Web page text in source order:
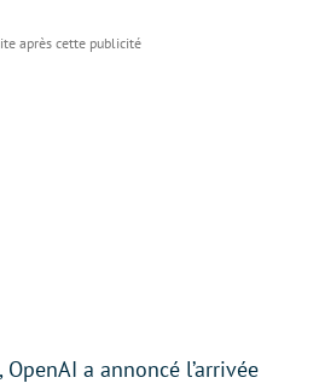
a annoncé l’arrivée